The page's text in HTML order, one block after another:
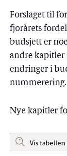
Forslaget til
fjorårets
budsjett er
andre kapitler
endringer i
nummerering.
Nye kapitler
Vis